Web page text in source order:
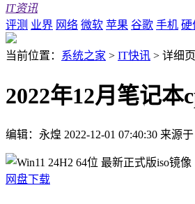
IT资讯
评测 业界 网络 微软 苹果 谷歌 手机 硬
当前位置： 系统之家 > IT快讯 > 详细
2022年12月笔记
编辑：永煌 2022-12-01 07:40:30 来源
网盘下载